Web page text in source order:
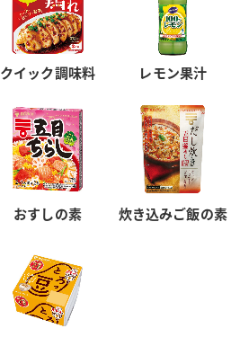
クイック調味料 レモン果汁
おすしの素 炊き込みご飯の素